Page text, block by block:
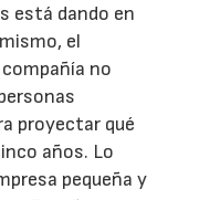
está dando en
el
no
proyectar qué
años. Lo
pequeña y